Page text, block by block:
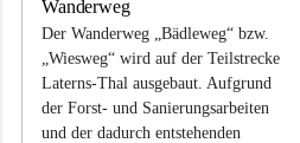
Wanderweg
Der Wanderweg „Bädleweg“ bzw.
„Wiesweg“ wird auf der Teilstrecke
Laterns-Thal ausgebaut. Aufgrund
der Forst- und Sanierungsarbeiten
und der dadurch entstehenden